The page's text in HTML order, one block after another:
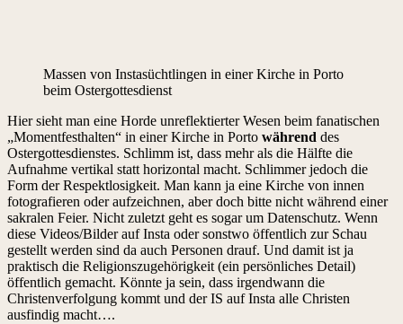
Massen von Instasüchtlingen in einer Kirche in Porto
beim Ostergottesdienst
Hier sieht man eine Horde unreflektierter Wesen beim fanatischen
„Momentfesthalten“ in einer Kirche in Porto während des
Ostergottesdienstes. Schlimm ist, dass mehr als die Hälfte die
Aufnahme vertikal statt horizontal macht. Schlimmer jedoch die
Form der Respektlosigkeit. Man kann ja eine Kirche von innen
fotografieren oder aufzeichnen, aber doch bitte nicht während einer
sakralen Feier. Nicht zuletzt geht es sogar um Datenschutz. Wenn
diese Videos/Bilder auf Insta oder sonstwo öffentlich zur Schau
gestellt werden sind da auch Personen drauf. Und damit ist ja
praktisch die Religionszugehörigkeit (ein persönliches Detail)
öffentlich gemacht. Könnte ja sein, dass irgendwann die
Christenverfolgung kommt und der IS auf Insta alle Christen
ausfindig macht….